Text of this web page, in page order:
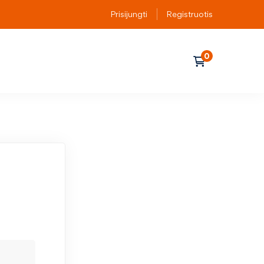
Prisijungti Registruotis